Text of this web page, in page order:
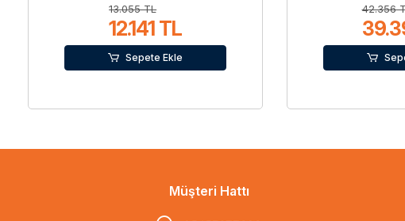
13.055 TL
12.141 TL
Sepete Ekle
42.356
Müşteri Hattı